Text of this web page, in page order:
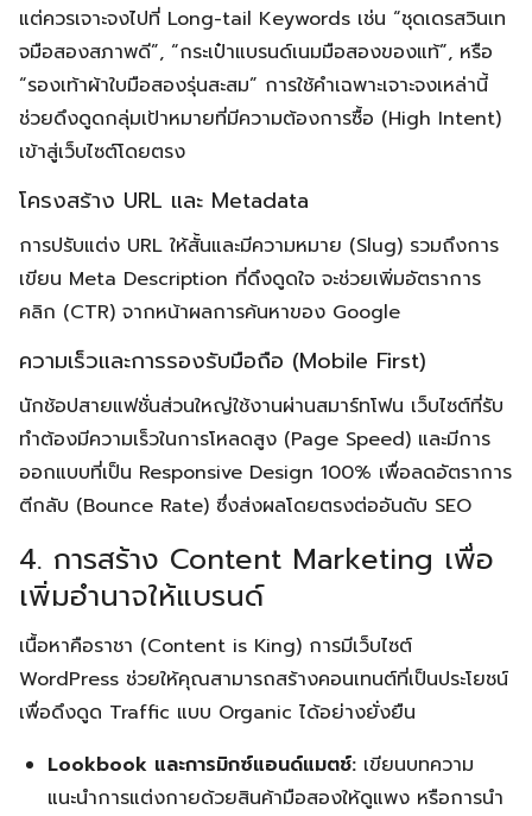
for:
Search
แต่ควรเจาะจงไปที่ Long-tail Keywords เช่น “ชุดเดรสวินเท
จมือสองสภาพดี”, “กระเป๋าแบรนด์เนมมือสองของแท้”, หรือ
“รองเท้าผ้าใบมือสองรุ่นสะสม” การใช้คำเฉพาะเจาะจงเหล่านี้
ช่วยดึงดูดกลุ่มเป้าหมายที่มีความต้องการซื้อ (High Intent)
เข้าสู่เว็บไซต์โดยตรง
โครงสร้าง URL และ Metadata
การปรับแต่ง URL ให้สั้นและมีความหมาย (Slug) รวมถึงการ
เขียน Meta Description ที่ดึงดูดใจ จะช่วยเพิ่มอัตราการ
คลิก (CTR) จากหน้าผลการค้นหาของ Google
ความเร็วและการรองรับมือถือ (Mobile First)
นักช้อปสายแฟชั่นส่วนใหญ่ใช้งานผ่านสมาร์ทโฟน เว็บไซต์ที่รับ
ทำต้องมีความเร็วในการโหลดสูง (Page Speed) และมีการ
ออกแบบที่เป็น Responsive Design 100% เพื่อลดอัตราการ
ตีกลับ (Bounce Rate) ซึ่งส่งผลโดยตรงต่ออันดับ SEO
4. การสร้าง Content Marketing เพื่อ
เพิ่มอำนาจให้แบรนด์
เนื้อหาคือราชา (Content is King) การมีเว็บไซต์
WordPress ช่วยให้คุณสามารถสร้างคอนเทนต์ที่เป็นประโยชน์
เพื่อดึงดูด Traffic แบบ Organic ได้อย่างยั่งยืน
Lookbook และการมิกซ์แอนด์แมตช์: เขียนบทความ
แนะนำการแต่งกายด้วยสินค้ามือสองให้ดูแพง หรือการนำ